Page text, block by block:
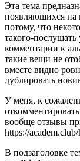
Эта тема
появляющихся на
потому, что
такого-послушать
комментарии к
такие вещи не
вместе видно
дублировать
У меня, к
вообще отзывы
https://
В подзаголовке